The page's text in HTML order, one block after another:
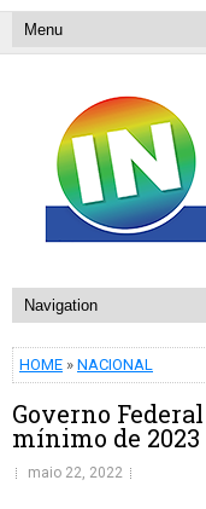
HOME » NACIONAL
Governo
mínimo de 2023
maio 22, 2022